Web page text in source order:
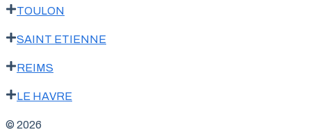
TOULON
SAINT ETIENNE
REIMS
LE HAVRE
© 2026